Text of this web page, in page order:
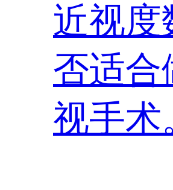
近视度
否适合
视手术